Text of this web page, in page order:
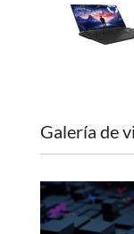
Galería de